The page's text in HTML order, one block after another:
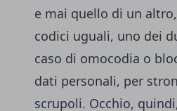
e mai quello di un
codici uguali, uno dei
caso di omocodia o
dati personali, per
scrupoli. Occhio,